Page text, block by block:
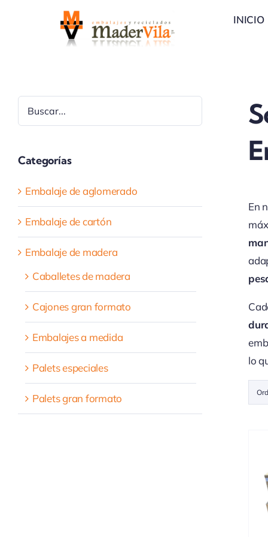
INICIO
En
lo
Categorías
Embalaje de aglomerado
Embalaje de cartón
Embalaje de madera
Caballetes de madera
Cajones gran formato
Embalajes a medida
Palets especiales
Palets gran formato